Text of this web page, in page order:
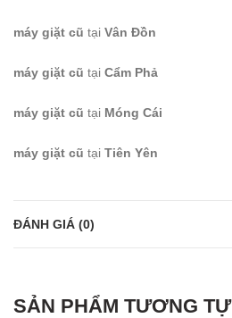
máy giặt cũ tại Vân Đồn
máy giặt cũ tại Cẩm Phả
máy giặt cũ tại Móng Cái
máy giặt cũ tại Tiên Yên
ĐÁNH GIÁ (0)
SẢN PHẨM TƯƠNG TỰ